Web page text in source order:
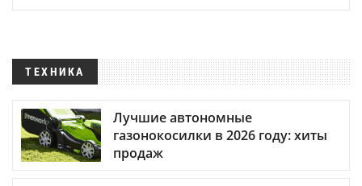
ТЕХНИКА
Лучшие автономные
газонокосилки в 2026 году: хиты
продаж